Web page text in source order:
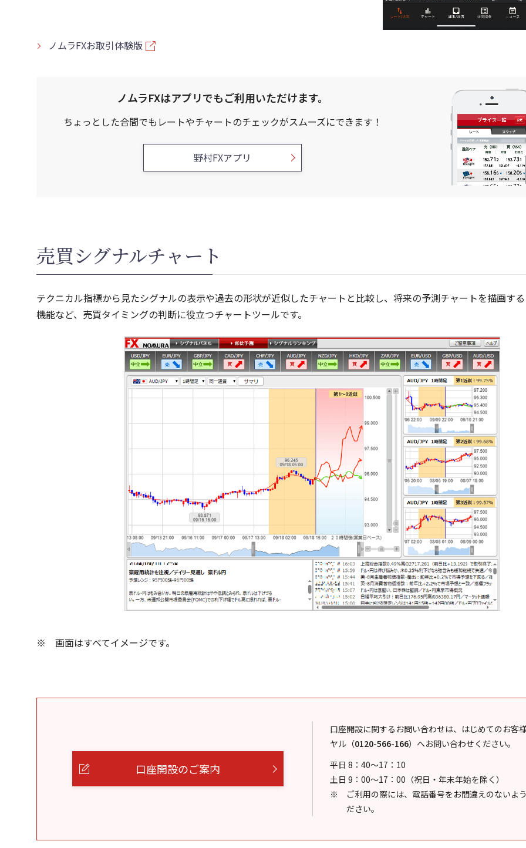
ノムラFXお取引体験版
ノムラFXはアプリでもご利用いただけます。
ちょっとした合間でもレートやチャートのチェックがスムーズにできます！
野村FXアプリ
売買シグナルチャート
テクニカル指標から見たシグナルの表示や過去の形状が近似したチャートと比較し、将来の予測チャートを描画する
機能など、売買タイミングの判断に役立つチャートツールです。
画面はすべてイメージです。
口座開設のご案内
口座開設に関するお問い合わせは、はじめてのお客
ヤル （0120-566-166） へお問い合わせください。
平日 8：40～17：10
土日 9：00～17：00（祝日・年末年始を除く）
ご利用の際には、電話番号をお間違えのないよ
ださい。